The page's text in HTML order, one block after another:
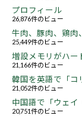
プロフィール
26,876件のビュー
牛肉、豚肉、鶏肉
25,449件のビュー
増設メモリがハー
21,166件のビュー
韓国を英語で「コ
21,052件のビュー
中国語で「ウェイ
20,751件のビュー